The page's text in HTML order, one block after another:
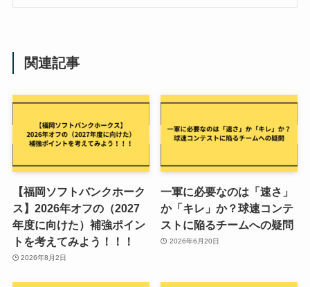
関連記事
【福岡ソフトバンクホーク
ス】2026年オフの（2027
年度に向けた）補強ポイン
トを考えてみよう！！！
2026年8月2日
一軍に必要なのは「速さ」
か「キレ」か？球速コンテ
ストに陥るチームへの疑問
2026年6月20日